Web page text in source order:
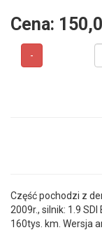
Cena:
-
Część pochodzi z
2009r., silnik: 1.9
160tys. km. Wersja